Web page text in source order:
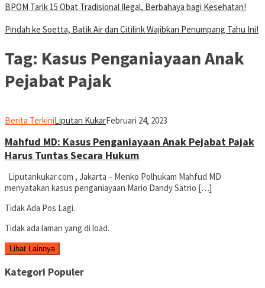
BPOM Tarik 15 Obat Tradisional Ilegal, Berbahaya bagi Kesehatan!
Pindah ke Soetta, Batik Air dan Citilink Wajibkan Penumpang Tahu Ini!
Tag: Kasus Penganiayaan Anak
Pejabat Pajak
Berita TerkiniLiputan KukarFebruari 24, 2023
Mahfud MD: Kasus Penganiayaan Anak Pejabat Pajak
Harus Tuntas Secara Hukum
Liputankukar.com , Jakarta – Menko Polhukam Mahfud MD
menyatakan kasus penganiayaan Mario Dandy Satrio […]
Tidak Ada Pos Lagi.
Tidak ada laman yang di load.
Lihat Lainnya
Kategori Populer